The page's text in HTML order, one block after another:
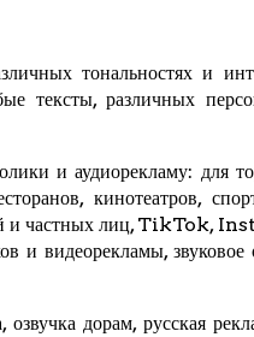
тональностях и
тексты, различных
и аудиорекламу: для
кинотеатров,
и частных лиц,TikTok,
и видеорекламы,
озвучка дорам, русская